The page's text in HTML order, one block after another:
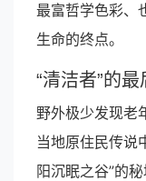
最富哲学色彩、
生命的终点。
“清洁者”的最
野外极少发现老
当地原住民传说
阳沉眠之谷”的